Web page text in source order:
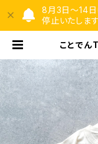
8月3日〜14日
停止いたします
ことで